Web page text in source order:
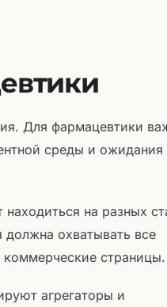
Для фармацевтики
среды и ожидания
на разных
должна охватывать все
страницы.
агрегаторы и